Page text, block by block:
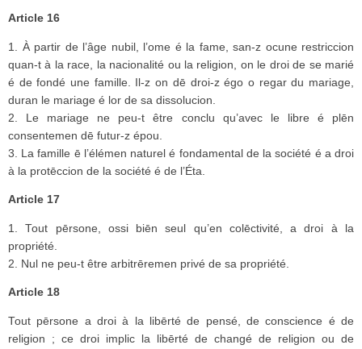
Article 16
1. À partir de l’âge nubil, l’ome é la fame, san-z ocune restriccion
quan-t à la race, la nacionalité ou la religion, on le droi de se marié
é de fondé une famille. Il-z on dē droi-z égo o regar du mariage,
duran le mariage é lor de sa dissolucion.
2. Le mariage ne peu-t être conclu qu’avec le libre é plēn
consentemen dē futur-z épou.
3. La famille ē l’élémen naturel é fondamental de la société é a droi
à la protēccion de la société é de l’Éta.
Article 17
1. Tout pērsone, ossi biēn seul qu’en colēctivité, a droi à la
propriété.
2. Nul ne peu-t être arbitrēremen privé de sa propriété.
Article 18
Tout pērsone a droi à la libērté de pensé, de conscience é de
religion ; ce droi implic la libērté de changé de religion ou de